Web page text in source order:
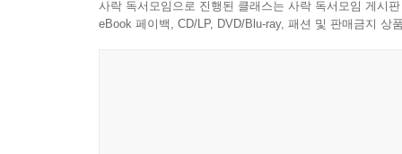
사락 독서모임으로 진행된 클래스는 사락 독서모임 게시
eBook 페이백, CD/LP, DVD/Blu-ray, 패션 및 판매금지 상